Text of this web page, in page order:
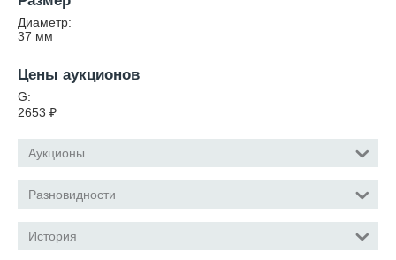
Диаметр:
37 мм
Цены аукционов
G:
2653 ₽
Аукционы
Разновидности
История